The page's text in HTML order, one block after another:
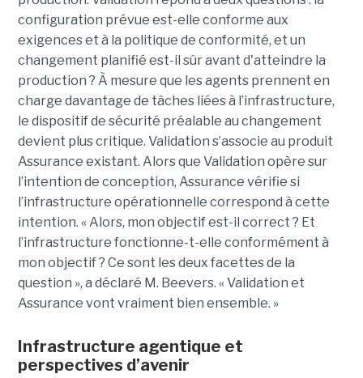
configuration prévue est-elle conforme aux
exigences et à la politique de conformité, et un
changement planifié est-il sûr avant d'atteindre la
production ? À mesure que les agents prennent en
charge davantage de tâches liées à l’infrastructure,
le dispositif de sécurité préalable au changement
devient plus critique. Validation s’associe au produit
Assurance existant. Alors que Validation opère sur
l’intention de conception, Assurance vérifie si
l’infrastructure opérationnelle correspond à cette
intention. « Alors, mon objectif est-il correct ? Et
l’infrastructure fonctionne-t-elle conformément à
mon objectif ? Ce sont les deux facettes de la
question », a déclaré M. Beevers. « Validation et
Assurance vont vraiment bien ensemble. »
Infrastructure agentique et
perspectives d’avenir